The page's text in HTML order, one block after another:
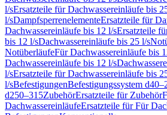
l/sErsatzteile für Dachwassereinläufe bis
l/sDampfsperrenelementeErsatzteile für
Dachwassereinläufe bis 12 l/sErsatzteile
bis 12 l/sDachwassereinläufe bis 25 l/s
NotüberläufeFür Dachwassereinläufe bis
Dachwassereinläufe bis 12 l/s
l/sErsatzteile für Dachwassereinläufe bis
l/sBefestigungenBefestigungssystem
d250–315ZubehörErsatzteile für Zubehör
DachwassereinläufeErsatzteile für Für